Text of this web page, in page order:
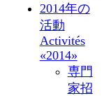
2014年の
活動
Activités
«2014»
専門
家招